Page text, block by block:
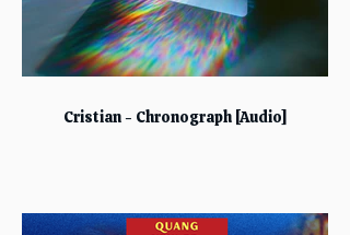
Cristian - Chronograph [Audio]